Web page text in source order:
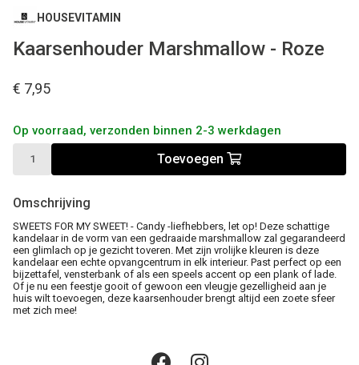
HOUSEVITAMIN
Kaarsenhouder Marshmallow - Roze
€ 7,95
Op voorraad, verzonden binnen 2-3 werkdagen
Toevoegen
Omschrijving
SWEETS FOR MY SWEET! - Candy -liefhebbers, let op! Deze schattige
kandelaar in de vorm van een gedraaide marshmallow zal gegarandeerd
een glimlach op je gezicht toveren. Met zijn vrolijke kleuren is deze
kandelaar een echte opvangcentrum in elk interieur. Past perfect op een
bijzettafel, vensterbank of als een speels accent op een plank of lade.
Of je nu een feestje gooit of gewoon een vleugje gezelligheid aan je
huis wilt toevoegen, deze kaarsenhouder brengt altijd een zoete sfeer
met zich mee!